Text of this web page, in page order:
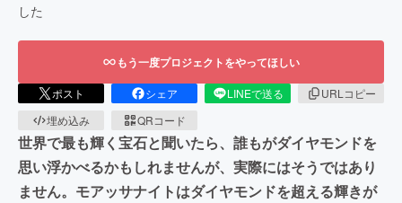
した
もう一度プロジェクトをやってほしい
ポスト シェア LINEで送る
URLコピー
埋め込み
QRコード
世界で最も輝く宝石と聞いたら、誰もがダイヤモンドを
思い浮かべるかもしれませんが、実際にはそうではあり
ません。モアッサナイトはダイヤモンドを超える輝きが